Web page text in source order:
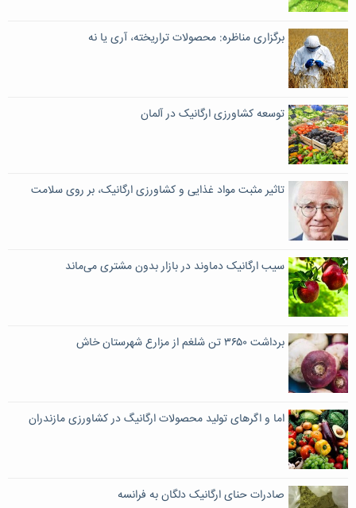
برگزاری مناظره: محصولات تراریخته، آری یا نه
توسعه کشاورزی ارگانیک در آلمان
تاثیر مثبت مواد غذایی و کشاورزی ارگانیک، بر روی سلامت
سیب ارگانیک دماوند در بازار بدون مشتری می‌ماند
برداشت ۳۶۵۰ تن شلغم از مزارع شهرستان خاش
اما و اگرهای تولید محصولات ارگانیگ در کشاورزی مازندران
صادرات حنای ارگانیک دلگان به فرانسه